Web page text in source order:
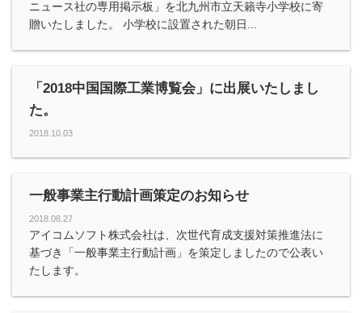
ニュース社の専用掲示板」を北九州市立天籟寺小学校に寄
贈いたしました。 小学校に設置された朝日...
「2018中国国際工業博覧会」に出展いたしまし
た。
2018.10.03
一般事業主行動計画策定のお知らせ
2018.08.27
アイコムソフト株式会社は、次世代育成支援対策推進法に
基づき「一般事業主行動計画」を策定しましたので公表い
たします。